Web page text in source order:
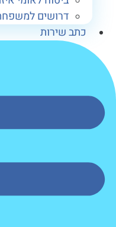
דרושים למשפחת
שירות